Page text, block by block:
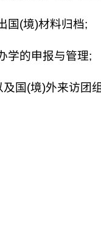
国(境)材料归档;
学的申报与管理;
国(境)外来访团